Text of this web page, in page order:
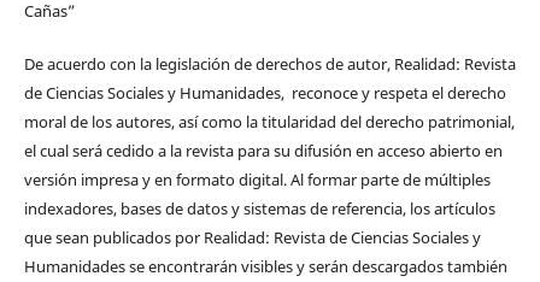
Cañas”
De acuerdo con la legislación de derechos de autor, Realidad: Revista
de Ciencias Sociales y Humanidades, reconoce y respeta el derecho
moral de los autores, así como la titularidad del derecho patrimonial,
el cual será cedido a la revista para su difusión en acceso abierto en
versión impresa y en formato digital. Al formar parte de múltiples
indexadores, bases de datos y sistemas de referencia, los artículos
que sean publicados por Realidad: Revista de Ciencias Sociales y
Humanidades se encontrarán visibles y serán descargados también